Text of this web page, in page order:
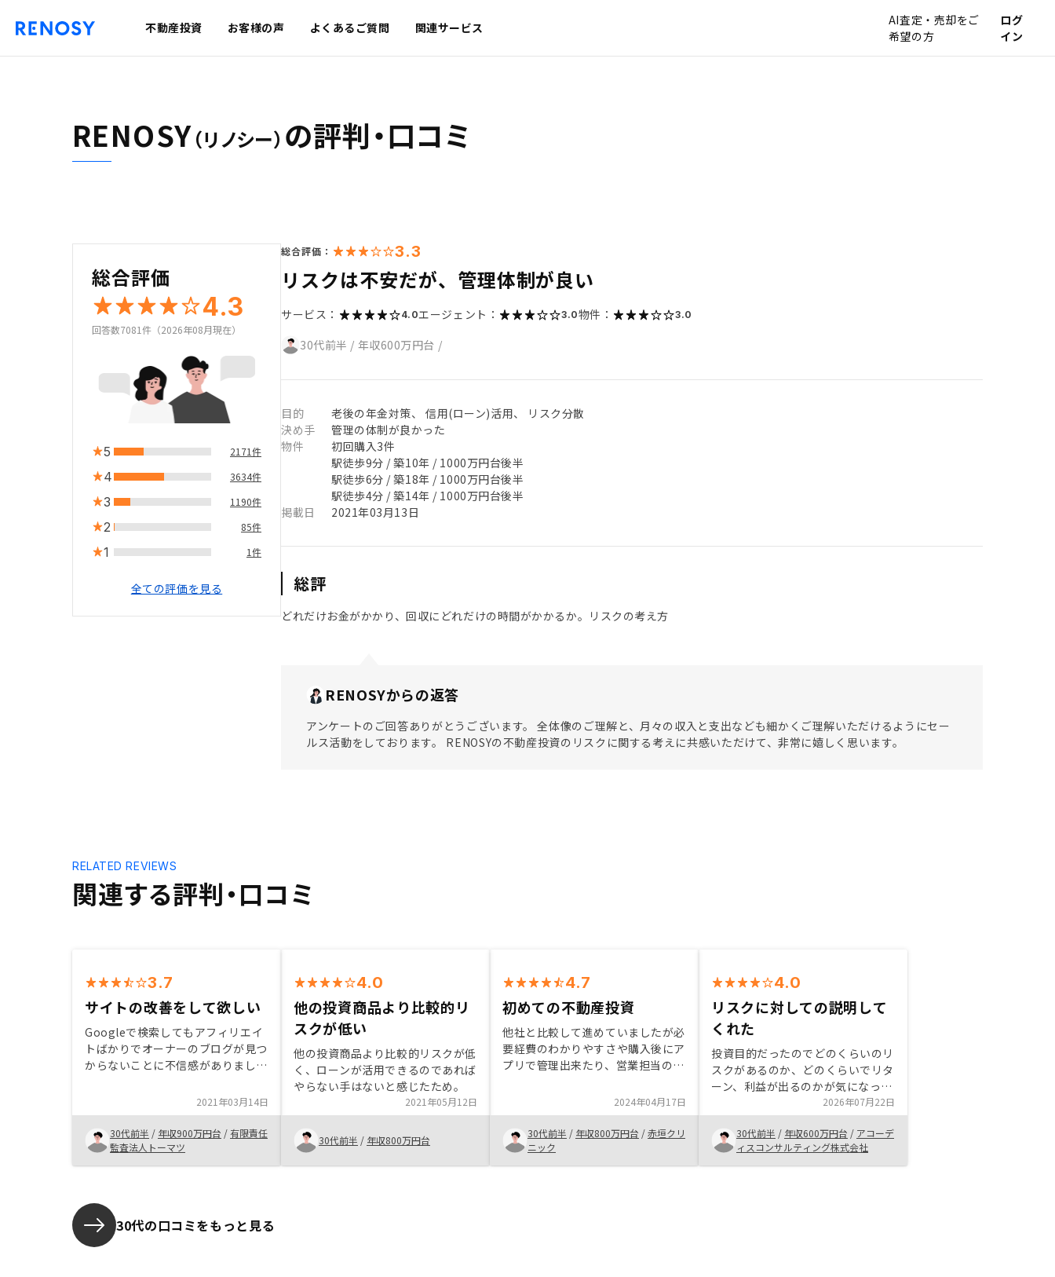
不動産投資 お客様の声 よくあるご質問 関連サービス
AI査定・売却をご
希望の方
ログ
イン
RENOSY（リノシー） の評判・口コミ
総合評価
4.3
回答数7081件（2026年08月現在）
5 2171件
4 3634件
3 1190件
2 85件
1 1件
全ての評価を見る
総合評価： 3.3
リスクは不安だが、管理体制が良い
サービス： 4.0エージェント： 3.0物件： 3.0
30代前半 / 年収600万円台 /
目的
老後の年金対策、 信用(ローン)活用、 リスク分散
決め手
管理の体制が良かった
物件
初回購入3件
駅徒歩9分 / 築10年 / 1000万円台後半
駅徒歩6分 / 築18年 / 1000万円台後半
駅徒歩4分 / 築14年 / 1000万円台後半
掲載日
2021年03月13日
総評
どれだけお金がかかり、回収にどれだけの時間がかかるか。リスクの考え方
RENOSYからの返答
アンケートのご回答ありがとうございます。 全体像のご理解と、月々の収入と支出なども細かくご理解いただけるようにセー
ルス活動をしております。 RENOSYの不動産投資のリスクに関する考えに共感いただけて、非常に嬉しく思います。
関連する評判・口コミ
RELATED REVIEWS
3.7
サイトの改善をして欲しい
Googleで検索してもアフィリエイ
トばかりでオーナーのブログが見つ
からないことに不信感がありまし
アフィリエイトは逆効果のように思
います。インカムゲインを重視した
物件の販売
2021年03月14日
30代前半 / 年収900万円台 / 有限責任
監査法人トーマツ
4.0
他の投資商品より比較的リ
スクが低い
他の投資商品より比較的リスクが低
く、ローンが活用できるのであれば
やらない手はないと感じたため。
2021年05月12日
30代前半 / 年収800万円台
4.7
初めての不動産投資
他社と比較して進めていましたが必
要経費のわかりやすさや購入後にア
プリで管理出来たり、営業担当の方
シーでの購入を決めました。 営業
担当だけでなく契約時の書類作成時
やその後の必要事項等の確認を対応
してくれる方みなさん良い人ばかり
だったのでとても助かりました。
2024年04月17日
30代前半 / 年収800万円台 /赤垣クリ
ニック
4.0
リスクに対しての説明して
くれた
投資目的だったのでどのくらいのリ
スクがあるのか、どのくらいでリタ
ーン、利益が出るのかが気になった
のでその辺りを明確に説明してくれ
たことがよかった。 基本的には長
期投資なので、そのあたりを考慮し
て少額ではじめられるのがよいと思
う。
2026年07月22日
30代前半 / 年収600万円台 / アコーデ
ィスコンサルティング株式会社
30代の口コミをもっと見る